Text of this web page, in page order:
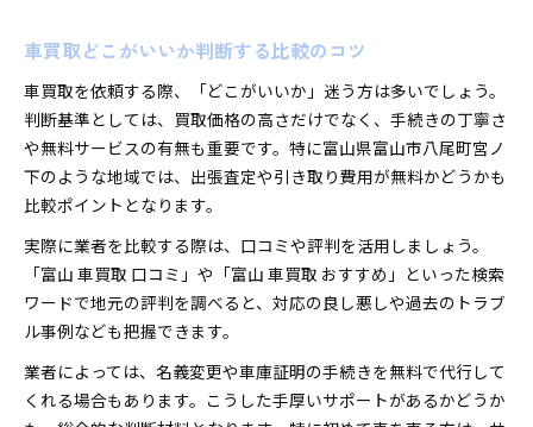
車買取どこがいいか判断する比較のコツ
車買取を依頼する際、「どこがいいか」迷う方は多いでしょう。
判断基準としては、買取価格の高さだけでなく、手続きの丁寧さ
や無料サービスの有無も重要です。特に富山県富山市八尾町宮ノ
下のような地域では、出張査定や引き取り費用が無料かどうかも
比較ポイントとなります。
実際に業者を比較する際は、口コミや評判を活用しましょう。
「富山 車買取 口コミ」や「富山 車買取 おすすめ」といった検索
ワードで地元の評判を調べると、対応の良し悪しや過去のトラブ
ル事例なども把握できます。
業者によっては、名義変更や車庫証明の手続きを無料で代行して
くれる場合もあります。こうした手厚いサポートがあるかどうか